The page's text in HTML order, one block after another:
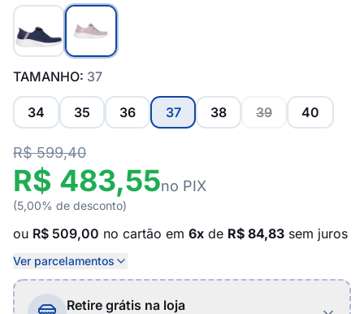
TAMANHO: 37
34 35 36 37 38 39 40
R$ 599,40
R$ 483,55no PIX
(5,00% de desconto)
ou R$ 509,00 no cartão em 6x de R$ 84,83 sem juros
Ver parcelamentos
Retire grátis na loja